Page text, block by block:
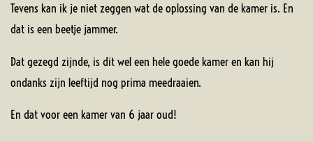
Tevens kan ik je niet zeggen wat de oplossing van de kamer is. En
dat is een beetje jammer.
Dat gezegd zijnde, is dit wel een hele goede kamer en kan hij
ondanks zijn leeftijd nog prima meedraaien.
En dat voor een kamer van 6 jaar oud!